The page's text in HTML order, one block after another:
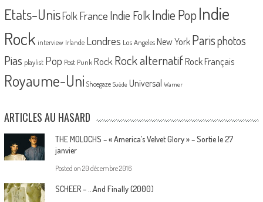
Etats-UnisFolk France Indie FolkIndie PopIndie
Rock interview Irlande Londres Los Angeles New York Parisphotos
Pias playlist Pop Post Punk Rock Rock alternatif Rock Français
Royaume-Uni Shoegaze Suède Universal Warner
ARTICLES AU HASARD
THE MOLOCHS – « America’s Velvet Glory » – Sortie le 27
janvier
Posted on 20 décembre 2016
SCHEER – …And Finally (2000)